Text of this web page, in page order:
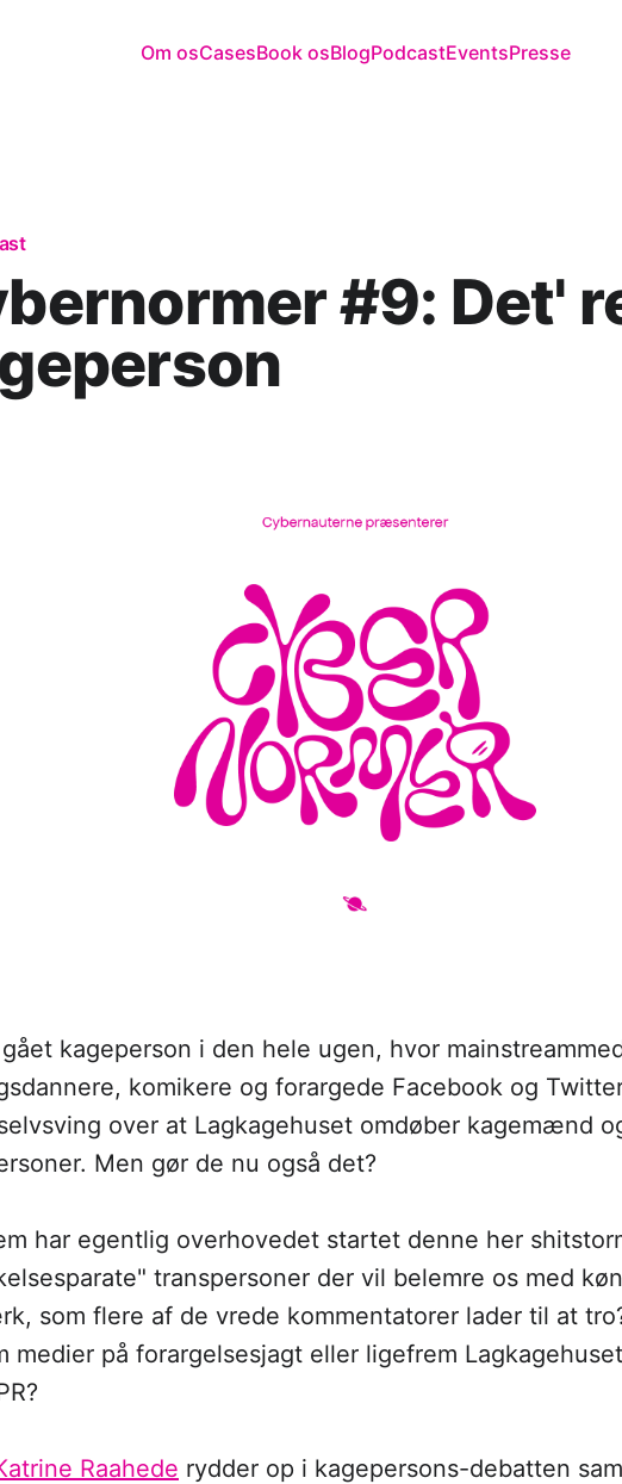
Om osCasesBook osBlogPodcastEventsPresse
#9: Det'
kageperson i den hele ugen, hvor
komikere og forargede Facebook og
over at Lagkagehuset omdøber kagemænd
Men gør de nu også det?
har egentlig overhovedet startet denne her
transpersoner der vil belemre os med
som flere af de vrede kommentatorer lader til at
medier på forargelsesjagt eller ligefrem
Raahede rydder op i kagepersons-debatten